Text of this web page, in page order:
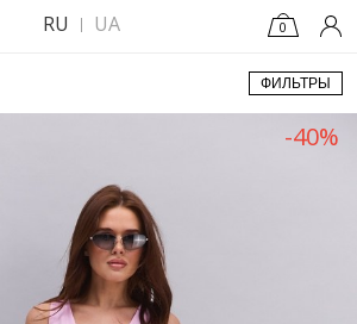
RU UA 0
ФИЛЬТРЫ
-40%